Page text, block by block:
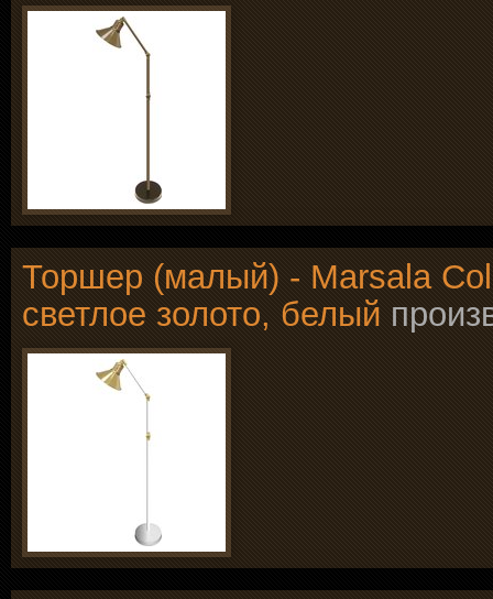
Торшер (малый) - Marsala
светлое золото, белый